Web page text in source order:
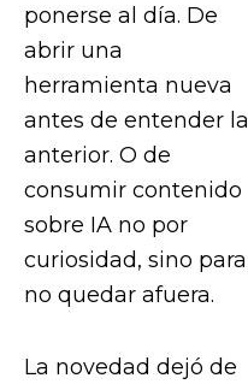
ponerse al día. De
abrir una
herramienta nueva
antes de entender la
anterior. O de
consumir contenido
sobre IA no por
curiosidad, sino para
no quedar afuera.
La novedad dejó de